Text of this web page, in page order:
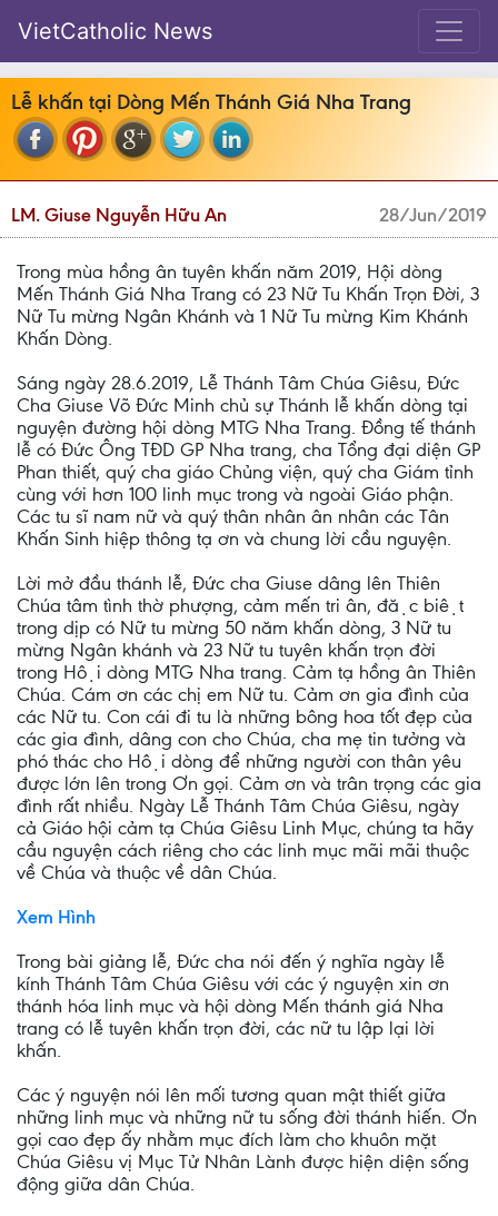
VietCatholic News
Lễ khấn tại Dòng Mến Thánh Giá Nha Trang
LM. Giuse Nguyễn Hữu An 28/Jun/2019
Trong mùa hồng ân tuyên khấn năm 2019, Hội dòng
Mến Thánh Giá Nha Trang có 23 Nữ Tu Khấn Trọn Đời, 3
Nữ Tu mừng Ngân Khánh và 1 Nữ Tu mừng Kim Khánh
Khấn Dòng.
Sáng ngày 28.6.2019, Lễ Thánh Tâm Chúa Giêsu, Đức
Cha Giuse Võ Đức Minh chủ sự Thánh lễ khấn dòng tại
nguyện đường hội dòng MTG Nha Trang. Đồng tế thánh
lễ có Đức Ông TĐD GP Nha trang, cha Tổng đại diện GP
Phan thiết, quý cha giáo Chủng viện, quý cha Giám tỉnh
cùng với hơn 100 linh mục trong và ngoài Giáo phận.
Các tu sĩ nam nữ và quý thân nhân ân nhân các Tân
Khấn Sinh hiệp thông tạ ơn và chung lời cầu nguyện.
Lời mở đầu thánh lễ, Đức cha Giuse dâng lên Thiên
Chúa tâm tình thờ phượng, cảm mến tri ân, đặc biệt
trong dịp có Nữ tu mừng 50 năm khấn dòng, 3 Nữ tu
mừng Ngân khánh và 23 Nữ tu tuyên khấn trọn đời
trong Hội dòng MTG Nha trang. Cảm tạ hồng ân Thiên
Chúa. Cám ơn các chị em Nữ tu. Cảm ơn gia đình của
các Nữ tu. Con cái đi tu là những bông hoa tốt đẹp của
các gia đình, dâng con cho Chúa, cha mẹ tin tưởng và
phó thác cho Hội dòng để những người con thân yêu
được lớn lên trong Ơn gọi. Cảm ơn và trân trọng các gia
đình rất nhiều. Ngày Lễ Thánh Tâm Chúa Giêsu, ngày
cả Giáo hội cảm tạ Chúa Giêsu Linh Mục, chúng ta hãy
cầu nguyện cách riêng cho các linh mục mãi mãi thuộc
về Chúa và thuộc về dân Chúa.
Xem Hình
Trong bài giảng lễ, Đức cha nói đến ý nghĩa ngày lễ
kính Thánh Tâm Chúa Giêsu với các ý nguyện xin ơn
thánh hóa linh mục và hội dòng Mến thánh giá Nha
trang có lễ tuyên khấn trọn đời, các nữ tu lập lại lời
khấn.
Các ý nguyện nói lên mối tương quan mật thiết giữa
những linh mục và những nữ tu sống đời thánh hiến. Ơn
gọi cao đẹp ấy nhằm mục đích làm cho khuôn mặt
Chúa Giêsu vị Mục Tử Nhân Lành được hiện diện sống
động giữa dân Chúa.